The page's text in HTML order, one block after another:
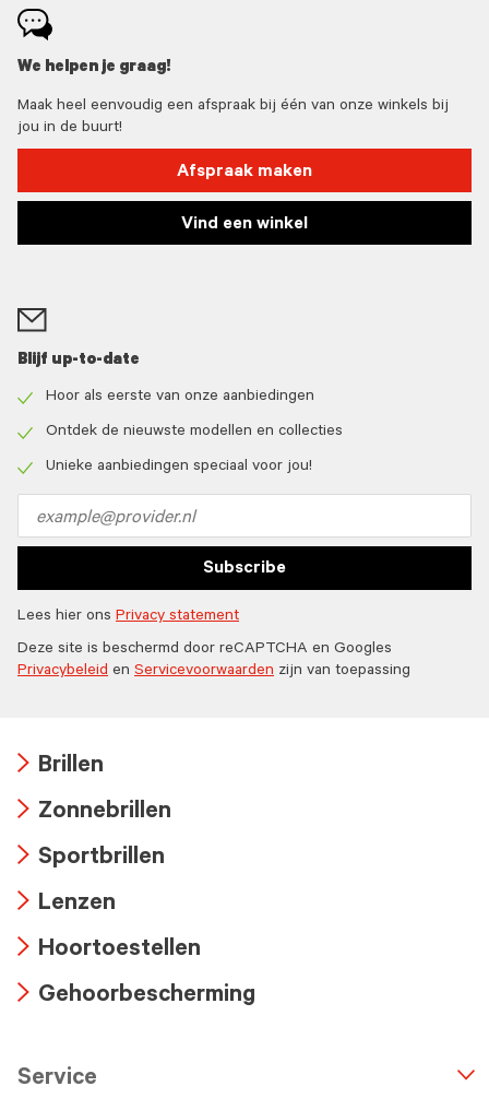
We helpen je graag!
Maak heel eenvoudig een afspraak bij één van onze winkels bij
jou in de buurt!
Afspraak maken
Vind een winkel
Blijf up-to-date
icon
Hoor als eerste van onze aanbiedingen
icon
Ontdek de nieuwste modellen en collecties
Unieke aanbiedingen speciaal voor jou!
address
Subscribe
Lees hier ons Privacy statement
Deze site is beschermd door reCAPTCHA en Googles
Privacybeleid en Servicevoorwaarden zijn van toepassing
icon
Brillen
icon
Zonnebrillen
icon
Sportbrillen
icon
Lenzen
icon
Hoortoestellen
Gehoorbescherming
Service